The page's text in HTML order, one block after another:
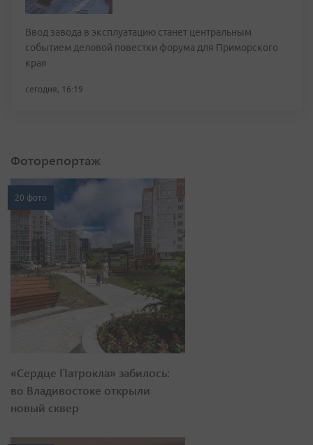
Ввод завода в эксплуатацию станет центральным
событием деловой повестки форума для Приморского
края
сегодня, 16:19
Фоторепортаж
20 фото
«Сердце Патрокла» забилось:
во Владивостоке открыли
новый сквер